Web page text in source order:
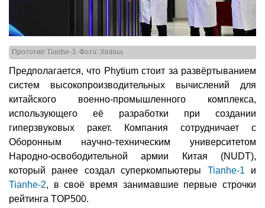
Прототип Tianhe-3. Фото: Xinhua
Предполагается, что Phytium стоит за развёртыванием
систем высокопроизводительных вычислений для
китайского военно-промышленного комплекса,
использующего её разработки при создании
гиперзвуковых ракет. Компания сотрудничает с
Оборонным научно-техническим университетом
Народно-освободительной армии Китая (NUDT),
который ранее создал суперкомпьютеры Tianhe-1и
Tianhe-2, в своё время занимавшие первые строчки
рейтинга TOP500.